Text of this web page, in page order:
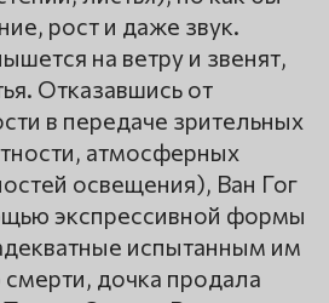
рост и даже звук.
на ветру и звенят,
Отказавшись от
в передаче зрительных
атмосферных
освещения), Ван Гог
экспрессивной формы
испытанным им
дочка продала